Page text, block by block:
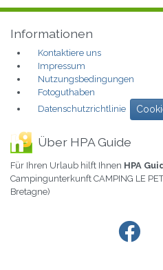
Informationen
Kontaktiere uns
Impressum
Nutzungsbedingungen
Fotoguthaben
Datenschutzrichtlinie
Über HPA Guide
Für Ihren Urlaub hilft Ihnen HPA
Campingunterkunft CAMPING LE
Bretagne)